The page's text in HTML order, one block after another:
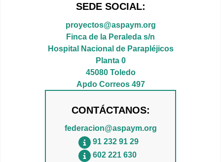
SEDE SOCIAL:
proyectos@aspaym.org
Finca de la Peraleda s/n
Hospital Nacional de Parapléjicos
Planta 0
45080 Toledo
Apdo Correos 497
CONTÁCTANOS:
federacion@aspaym.org
91 232 91 29
602 221 630